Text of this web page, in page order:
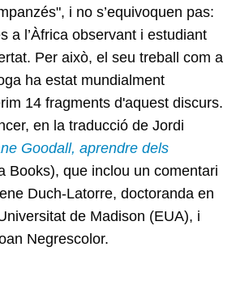
i no s’equivoquen pas:
a l’Àfrica observant i estudiant
Per això, el seu treball com a
ha estat mundialment
14 fragments d'aquest discurs.
en la traducció de Jordi
Goodall, aprendre dels
Books), que inclou un comentari
Duch-Latorre, doctoranda en
de Madison (EUA), i
Negrescolor.